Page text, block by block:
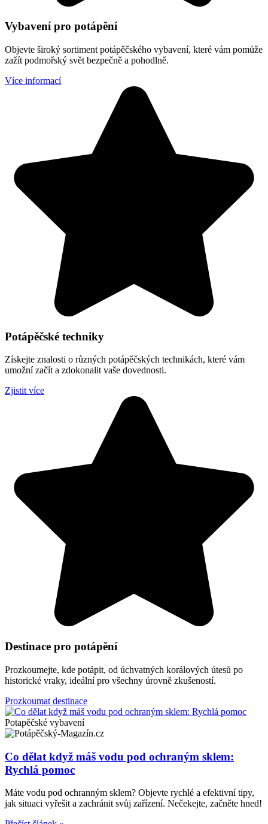
Vybavení pro potápění
Objevte široký sortiment potápěčského vybavení, které vám pomůže
zažít podmořský svět bezpečně a pohodlně.
Více informací
Potápěčské techniky
Získejte znalosti o různých potápěčských technikách, které vám
umožní začít a zdokonalit vaše dovednosti.
Zjistit více
Destinace pro potápění
Prozkoumejte, kde potápit, od úchvatných korálových útesů po
historické vraky, ideální pro všechny úrovně zkušeností.
Prozkoumat destinace
Potapěčské vybavení
Co dělat když máš vodu pod ochraným sklem:
Rychlá pomoc
Máte vodu pod ochranným sklem? Objevte rychlé a efektivní tipy,
jak situaci vyřešit a zachránit svůj zařízení. Nečekejte, začněte hned!